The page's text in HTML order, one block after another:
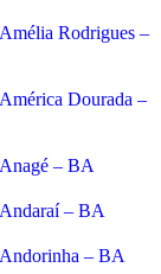
Rodrigues –
Dourada –
– BA
– BA
– BA